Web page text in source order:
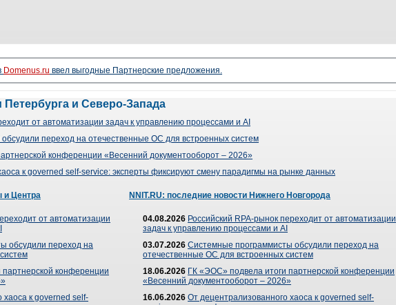
Domenus.ru ввел выгодные Партнерские предложения.
Петербурга и Северо-Запада
от автоматизации задач к управлению процессами и AI
переход на отечественные ОС для встроенных систем
конференции «Весенний документооборот – 2026»
к governed self-service: эксперты фиксируют смену парадигмы на рынке данных
и Центра
от автоматизации
обсудили переход на
конференции
хаоса к governed self-
NNIT.RU: последние новости Нижнего Новгорода
04.08.2026 Российский RPA-рынок переходит от автоматизации
задач к управлению процессами и AI
03.07.2026 Системные программисты обсудили переход на
отечественные ОС для встроенных систем
18.06.2026 ГК «ЭОС» подвела итоги партнерской конференции
«Весенний документооборот – 2026»
16.06.2026 От децентрализованного хаоса к governed self-